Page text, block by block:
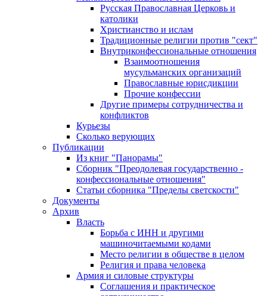
Русская Православная Церковь и
католики
Христианство и ислам
Традиционные религии против "сект"
Внутриконфессиональные отношения
Взаимоотношения
мусульманских организаций
Православные юрисдикции
Прочие конфессии
Другие примеры сотрудничества и
конфликтов
Курьезы
Сколько верующих
Публикации
Из книг "Панорамы"
Сборник "Преодолевая государственно -
конфессиональные отношения"
Статьи сборника "Пределы светскости"
Документы
Архив
Власть
Борьба с ИНН и другими
машиночитаемыми кодами
Место религии в обществе в целом
Религия и права человека
Армия и силовые структуры
Соглашения и практическое